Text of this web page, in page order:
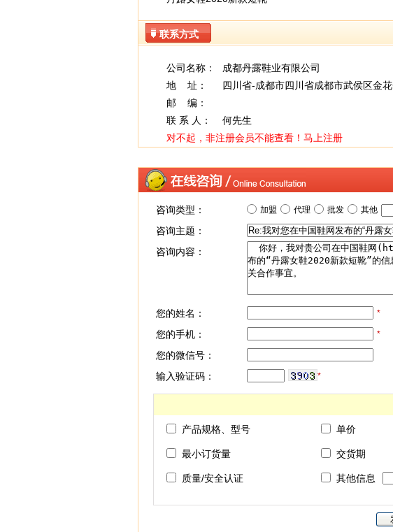
联系方式
公司名称：
成都丹露鞋业有限公司
地 址：
四川省-成都市四川省成都市武侯区金
邮 编：
联 系 人：
何先生
对不起，非注册会员不能查看！ 马上注册
咨询类型： 加盟 代理 批发 其他
咨询主题：
咨询内容：
您的姓名： *
您的手机： *
您的微信号：
输入验证码：
*
产品规格、型号 单价
最小订货量 交货期
质量/安全认证 其他信息